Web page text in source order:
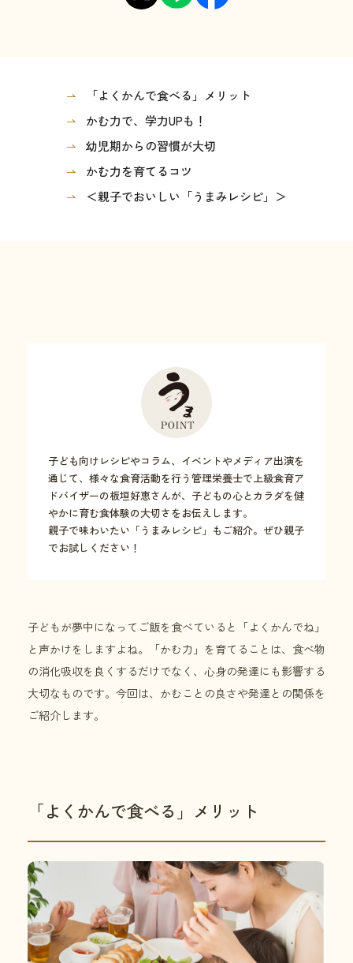
「よくかんで食べる」メリット
かむ力で、学力UPも！
幼児期からの習慣が大切
かむ力を育てるコツ
＜親子でおいしい「うまみレシピ」＞
子ども向けレシピやコラム、イベントやメディア出演を
通じて、様々な食育活動を行う管理栄養士で上級食育ア
ドバイザーの板垣好恵さんが、子どもの心とカラダを健
やかに育む食体験の大切さをお伝えします。
親子で味わいたい「うまみレシピ」もご紹介。ぜひ親子
でお試しください！
子どもが夢中になってご飯を食べていると「よくかんでね」
と声かけをしますよね。「かむ力」を育てることは、食べ物
の消化吸収を良くするだけでなく、心身の発達にも影響する
大切なものです。今回は、かむことの良さや発達との関係を
ご紹介します。
「よくかんで食べる」メリット